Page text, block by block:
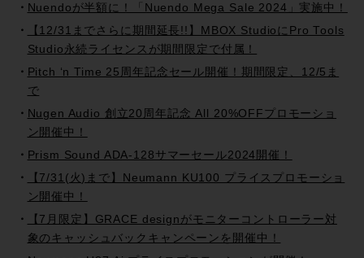
Nuendoが半額に！「Nuendo Mega Sale 2024」実施中！
【12/31までさらに期間延長!!】MBOX StudioにPro Tools
Studio永続ライセンスが期間限定で付属！
Pitch ‘n Time 25周年記念セール開催！期間限定、12/5ま
で
Nugen Audio 創立20周年記念 All 20%OFFプロモーショ
ン開催中！
Prism Sound ADA-128サマーセール2024開催！
【7/31(火)まで】Neumann KU100 プライスプロモーショ
ン開催中！
【7月限定】GRACE designがモニターコントローラー対
象のキャッシュバックキャンペーンを開催中！